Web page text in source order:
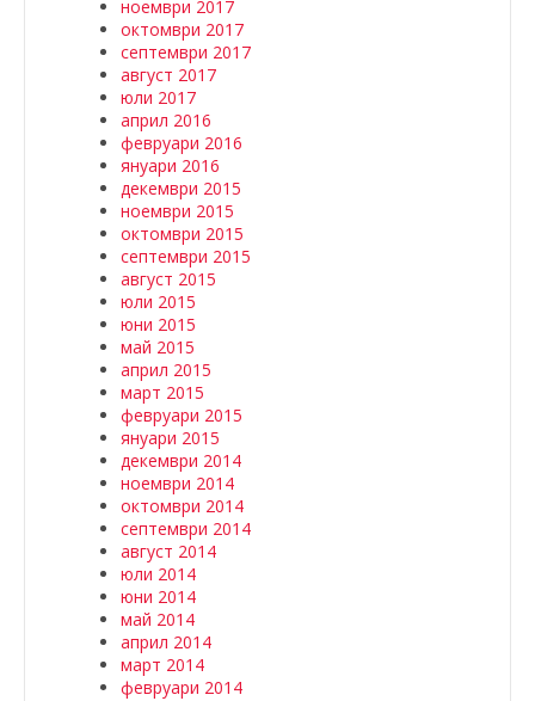
ноември 2017
октомври 2017
септември 2017
август 2017
юли 2017
април 2016
февруари 2016
януари 2016
декември 2015
ноември 2015
октомври 2015
септември 2015
август 2015
юли 2015
юни 2015
май 2015
април 2015
март 2015
февруари 2015
януари 2015
декември 2014
ноември 2014
октомври 2014
септември 2014
август 2014
юли 2014
юни 2014
май 2014
април 2014
март 2014
февруари 2014